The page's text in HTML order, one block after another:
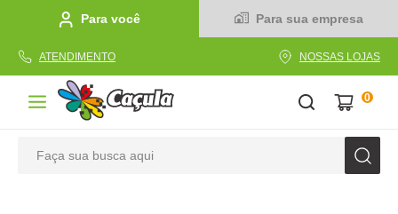
Para você Para sua empresa
ATENDIMENTO NOSSAS LOJAS
0